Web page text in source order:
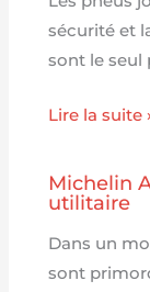
sécurité et
sont le seul
Lire la suite
Michelin
utilitaire
Dans un
sont